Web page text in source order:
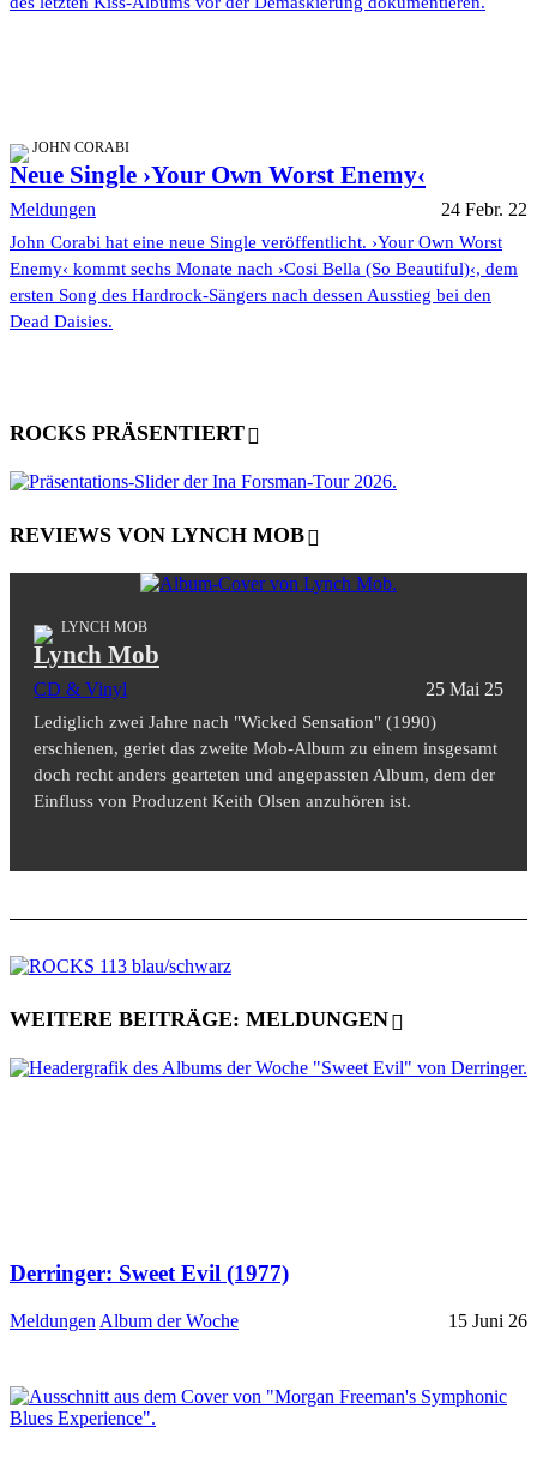
JOHN CORABI
Neue Single ›Your Own Worst Enemy‹
Meldungen 24 Febr. 22
John Corabi hat eine neue Single veröffentlicht. ›Your Own Worst
Enemy‹ kommt sechs Monate nach ›Cosi Bella (So Beautiful)‹, dem
ersten Song des Hardrock-Sängers nach dessen Ausstieg bei den
Dead Daisies.
ROCKS PRÄSENTIERT
REVIEWS VON LYNCH MOB
LYNCH MOB
Lynch Mob
CD & Vinyl 25 Mai 25
Lediglich zwei Jahre nach "Wicked Sensation" (1990)
erschienen, geriet das zweite Mob-Album zu einem insgesamt
doch recht anders gearteten und angepassten Album, dem der
Einfluss von Produzent Keith Olsen anzuhören ist.
WEITERE BEITRÄGE: MELDUNGEN
Derringer: Sweet Evil (1977)
Meldungen Album der Woche 15 Juni 26